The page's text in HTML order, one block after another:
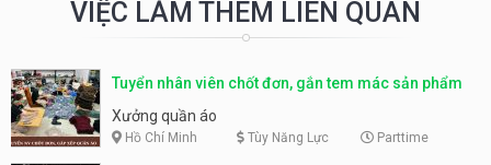
VIỆC LÀM THÊM LIÊN QUAN
Tuyển nhân viên chốt đơn, gắn tem mác sản phẩm
Xưởng quần áo
Hồ Chí Minh Tùy Năng Lực Parttime